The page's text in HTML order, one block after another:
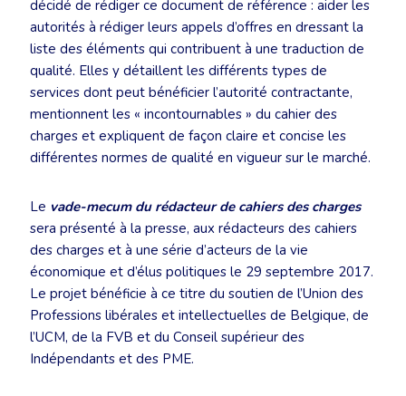
décidé de rédiger ce document de référence : aider les
autorités à rédiger leurs appels d’offres en dressant la
liste des éléments qui contribuent à une traduction de
qualité. Elles y détaillent les différents types de
services dont peut bénéficier l’autorité contractante,
mentionnent les « incontournables » du cahier des
charges et expliquent de façon claire et concise les
différentes normes de qualité en vigueur sur le marché.
Le vade-mecum du rédacteur de cahiers des charges
sera présenté à la presse, aux rédacteurs des cahiers
des charges et à une série d’acteurs de la vie
économique et d’élus politiques le 29 septembre 2017.
Le projet bénéficie à ce titre du soutien de l’Union des
Professions libérales et intellectuelles de Belgique, de
l’UCM, de la FVB et du Conseil supérieur des
Indépendants et des PME.